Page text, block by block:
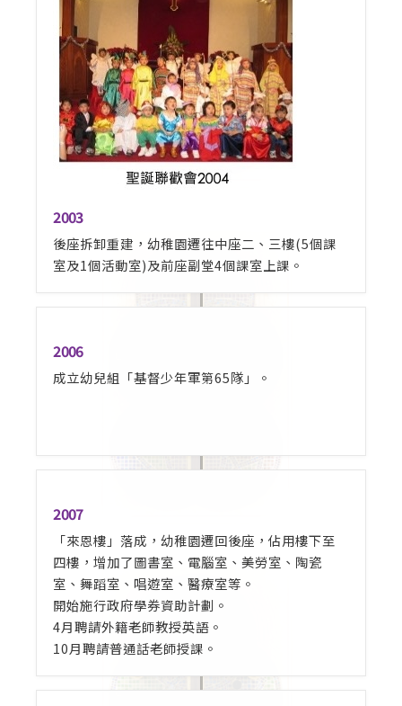
2003
後座拆卸重建，幼稚園遷往中座二、三樓(5個課
室及1個活動室)及前座副堂4個課室上課。
2006
成立幼兒組「基督少年軍第65隊」。
2007
「來恩樓」落成，幼稚園遷回後座，佔用樓下至
四樓，增加了圖書室、電腦室、美勞室、陶瓷
室、舞蹈室、唱遊室、醫療室等。
開始施行政府學券資助計劃。
4月聘請外籍老師教授英語。
10月聘請普通話老師授課。